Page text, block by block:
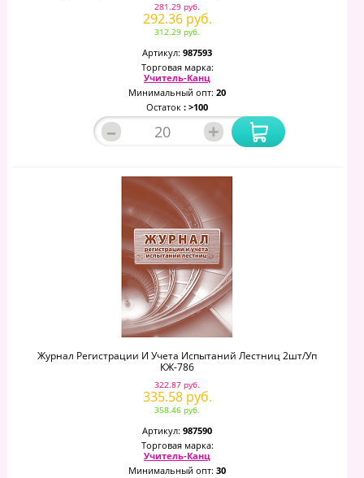
281.29 руб.
292.36 руб.
312.29 руб.
Артикул: 987593
Торговая марка:
Учитель-Канц
Минимальный опт: 20
Остаток : >100
– +
Журнал Регистрации И Учета Испытаний Лестниц 2шт/уп
КЖ-786
322.87 руб.
335.58 руб.
358.46 руб.
Артикул: 987590
Торговая марка:
Учитель-Канц
Минимальный опт: 30